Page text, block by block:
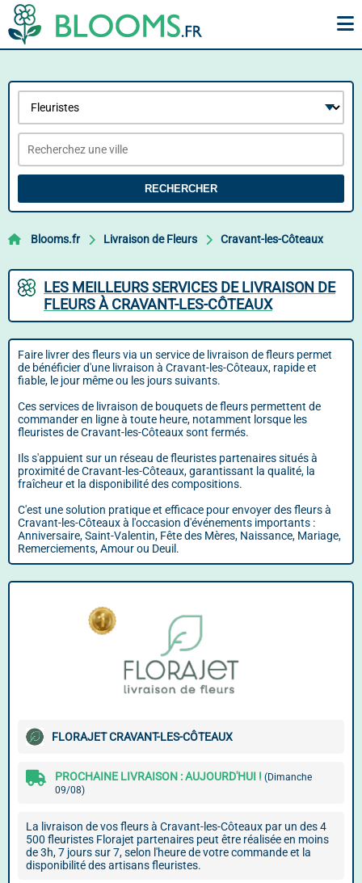
RECHERCHER
Blooms.fr Livraison de Fleurs Cravant-les-Côteaux
LES MEILLEURS SERVICES DE LIVRAISON DE
FLEURS À CRAVANT-LES-CÔTEAUX
Faire livrer des fleurs via un service de livraison de fleurs permet
de bénéficier d'une livraison à Cravant-les-Côteaux, rapide et
fiable, le jour même ou les jours suivants.
Ces services de livraison de bouquets de fleurs permettent de
commander en ligne à toute heure, notamment lorsque les
fleuristes de Cravant-les-Côteaux sont fermés.
Ils s'appuient sur un réseau de fleuristes partenaires situés à
proximité de Cravant-les-Côteaux, garantissant la qualité, la
fraîcheur et la disponibilité des compositions.
C'est une solution pratique et efficace pour envoyer des fleurs à
Cravant-les-Côteaux à l'occasion d'événements importants :
Anniversaire, Saint-Valentin, Fête des Mères, Naissance, Mariage,
Remerciements, Amour ou Deuil.
FLORAJET CRAVANT-LES-CÔTEAUX
PROCHAINE LIVRAISON : AUJOURD'HUI ! (Dimanche
09/08)
La livraison de vos fleurs à Cravant-les-Côteaux par un des 4
500 fleuristes Florajet partenaires peut être réalisée en moins
de 3h, 7 jours sur 7, selon l'heure de votre commande et la
disponibilité des artisans fleuristes.